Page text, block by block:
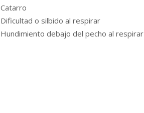
Catarro
Dificultad o silbido al respirar
Hundimiento debajo del pecho al respirar